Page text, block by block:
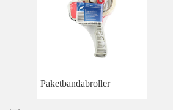
Paketbandabroller